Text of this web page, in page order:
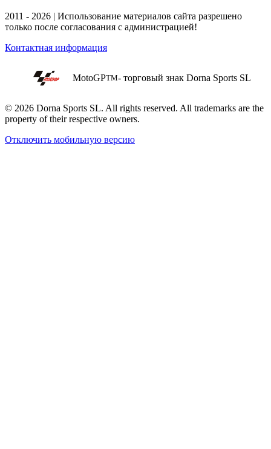
2011 - 2026 | Использование материалов сайта разрешено
только после согласования с администрацией!
Контактная информация
MotoGPTM- торговый знак Dorna Sports SL
© 2026 Dorna Sports SL. All rights reserved. All trademarks are the
property of their respective owners.
Отключить мобильную версию